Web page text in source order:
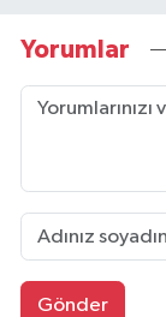
Yorumlar
Gönder